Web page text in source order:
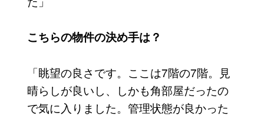
こちらの物件の決め手は？
「眺望の良さです。ここは7階の7階。見
晴らしが良いし、しかも角部屋だったの
で気に入りました。管理状態が良かった